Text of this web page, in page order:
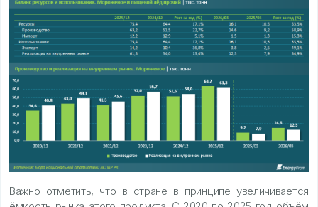
Важно отметить, что в стране в принципе увеличивается